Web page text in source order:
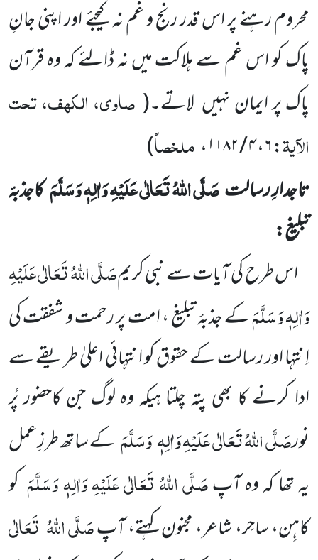
محروم رہنے پر اس قدر رنج و غم نہ کیجئے اور اپنی جانِ
پاک کو اس غم سے ہلاکت میں نہ ڈالئے کہ وہ قرآن
پاک پر ایمان نہیں لاتے۔( صاوی، الکہف، تحت
الآیۃ:۶،۴ / ۱۱۸۲ ، ملخصاً)
تاجدارِ رسالتصَلَّی اللّٰہُ تَعَالٰی عَلَیْہِ وَاٰلِہٖ وَسَلَّمَکاجذبۂ
تبلیغ:
اس طرح کی آیات سے نبی کریمصَلَّی اللّٰہُ تَعَالٰی عَلَیْہِ
وَاٰلِہٖ وَسَلَّمَکے جذبۂ تبلیغ ، امت پر رحمت و شفقت کی
اِنتہا اور رسالت کے حقوق کو انتہائی اعلیٰ طریقے سے
ادا کرنے کا بھی پتہ چلتا ہیکہ وہ لوگ جن کاحضور پُر
نورصَلَّی اللّٰہُ تَعَالٰی عَلَیْہِ وَاٰلِہٖوَسَلَّمَکے ساتھ طرزِ عمل
یہ تھا کہ وہ آپصَلَّی اللّٰہُ تَعَالٰی عَلَیْہِ وَاٰلِہٖ وَسَلَّمَ کو
کاہِن، ساحِر، شاعر، مجنون کہتے، آپصَلَّی اللّٰہُ تَعَالٰی